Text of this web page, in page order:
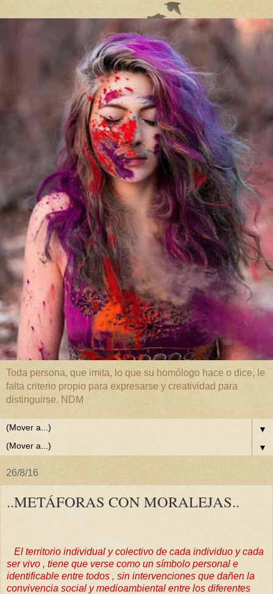
Toda persona, que imita, lo que su homólogo hace o dice, le
falta criterio propio para expresarse y creatividad para
distinguirse. NDM
▼
▼
26/8/16
..METÁFORAS CON MORALEJAS..
El territorio individual y colectivo de cada individuo y cada
ser vivo , tiene que verse como un símbolo personal e
identificable entre todos , sin intervenciones que dañen la
convivencia social y medioambiental entre los diferentes